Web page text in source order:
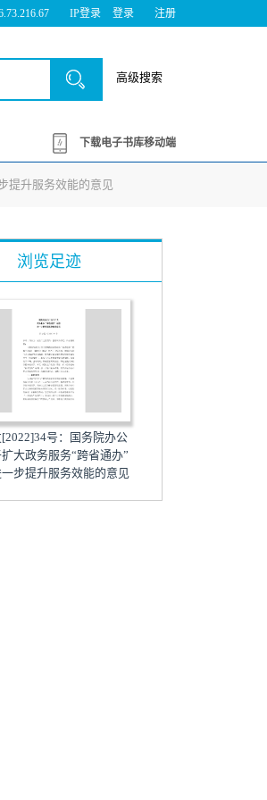
IP登录 登录 注册
高级搜索
下载电子书库移动端
提升服务效能的意见
浏览足迹
[2022]34号：国务院办公
大政务服务“跨省通办”
步提升服务效能的意见